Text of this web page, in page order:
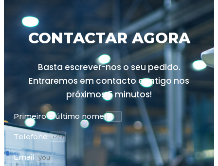
CONTACTAR AGORA
Basta escrever-nos o seu pedido.
Entraremos em contacto contigo nos
próximos5 minutos!
Primeiro e último nome
Telefone
Email